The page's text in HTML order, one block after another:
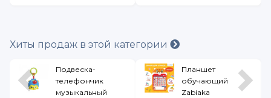
Хиты продаж в этой категории
Подвеска-
телефончик
музыкальный
Планшет
обучающий
Zabiaka